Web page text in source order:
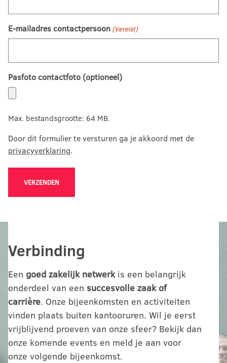
E-mailadres contactpersoon (Vereist)
Pasfoto contactfoto (optioneel)
Max. bestandsgrootte: 64 MB.
Door dit formulier te versturen ga je akkoord met de
privacyverklaring.
Verbinding
Een goed zakelijk netwerk is een belangrijk
onderdeel van een succesvolle zaak of
carrière. Onze bijeenkomsten en activiteiten
vinden plaats buiten kantooruren. Wil je eerst
vrijblijvend proeven van onze sfeer? Bekijk dan
onze komende events en meld je aan voor
onze volgende bijeenkomst.